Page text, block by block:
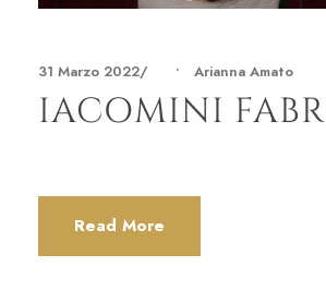
31 Marzo 2022 • Arianna Amato
IACOMINI
Read More